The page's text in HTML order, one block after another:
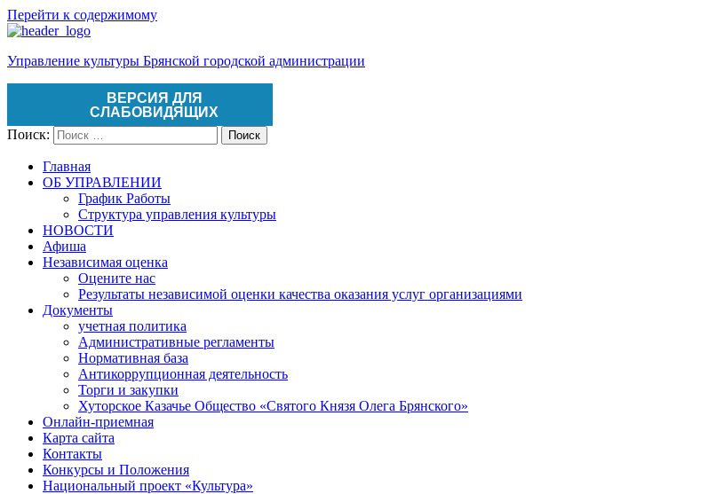
Перейти к содержимому
Управление культуры Брянской городской администрации
ВЕРСИЯ ДЛЯ
СЛАБОВИДЯЩИХ
Поиск: Поиск
Главная
ОБ УПРАВЛЕНИИ
График Работы
Структура управления культуры
НОВОСТИ
Афиша
Независимая оценка
Оцените нас
Результаты независимой оценки качества оказания услуг организациями
Документы
учетная политика
Административные регламенты
Нормативная база
Антикоррупционная деятельность
Торги и закупки
Хуторское Казачье Общество «Святого Князя Олега Брянского»
Онлайн-приемная
Карта сайта
Контакты
Конкурсы и Положения
Национальный проект «Культура»